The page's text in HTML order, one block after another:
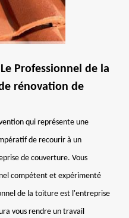
Professionnel de la
rénovation de
qui représente une
de recourir à un
de couverture. Vous
compétent et expérimenté
de la toiture est l'entreprise
vous rendre un travail